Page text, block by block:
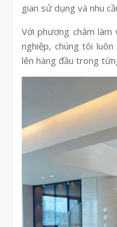
gian sử dụng và nhu
Với phương châm
nghiệp, chúng tôi
lên hàng đầu trong